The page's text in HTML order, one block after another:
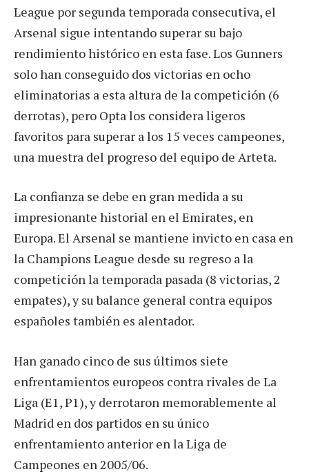
League por segunda temporada consecutiva, el
Arsenal sigue intentando superar su bajo
rendimiento histórico en esta fase. Los Gunners
solo han conseguido dos victorias en ocho
eliminatorias a esta altura de la competición (6
derrotas), pero Opta los considera ligeros
favoritos para superar a los 15 veces campeones,
una muestra del progreso del equipo de Arteta.
La confianza se debe en gran medida a su
impresionante historial en el Emirates, en
Europa. El Arsenal se mantiene invicto en casa en
la Champions League desde su regreso a la
competición la temporada pasada (8 victorias, 2
empates), y su balance general contra equipos
españoles también es alentador.
Han ganado cinco de sus últimos siete
enfrentamientos europeos contra rivales de La
Liga (E1, P1), y derrotaron memorablemente al
Madrid en dos partidos en su único
enfrentamiento anterior en la Liga de
Campeones en 2005/06.